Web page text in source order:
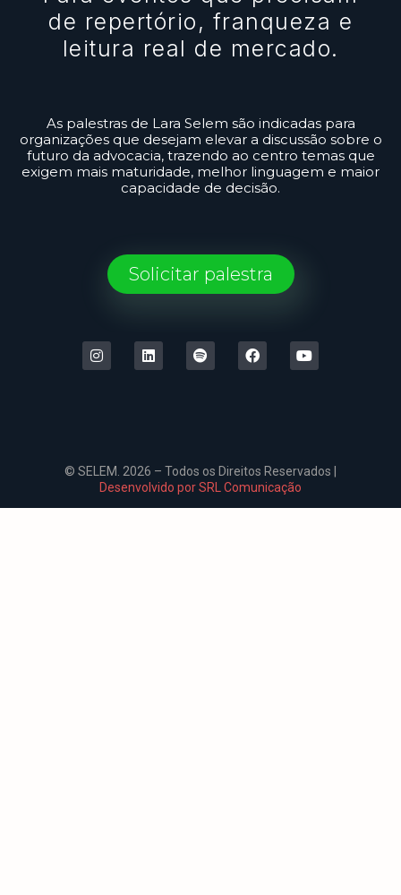
de repertório, franqueza e
leitura real de mercado.
As palestras de Lara Selem são indicadas para
organizações que desejam elevar a discussão sobre o
futuro da advocacia, trazendo ao centro temas que
exigem mais maturidade, melhor linguagem e maior
capacidade de decisão.
Solicitar palestra
© SELEM. 2026 – Todos os Direitos Reservados |
Desenvolvido por SRL Comunicação